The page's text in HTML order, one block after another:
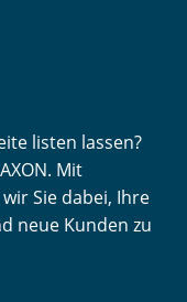
listen lassen?
Mit
Sie dabei, Ihre
neue Kunden zu